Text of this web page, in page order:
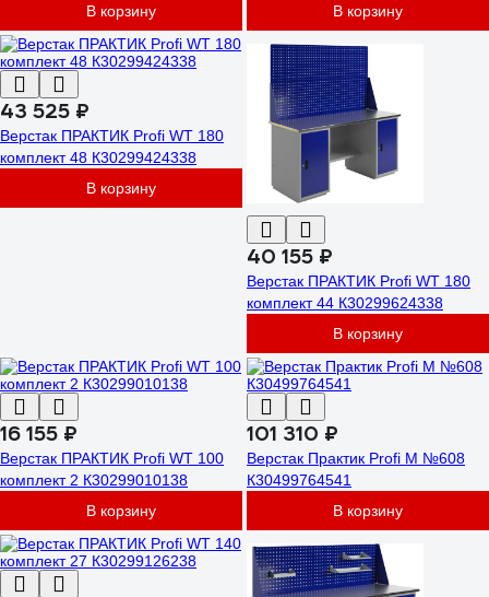
В корзину
В корзину
43 525 ₽
Верстак ПРАКТИК Profi WT 180
комплект 48 К30299424338
В корзину
40 155 ₽
Верстак ПРАКТИК Profi WT 180
комплект 44 К30299624338
В корзину
16 155 ₽
Верстак ПРАКТИК Profi WT 100
комплект 2 К30299010138
В корзину
101 310 ₽
Верстак Практик Profi M №608
К30499764541
В корзину